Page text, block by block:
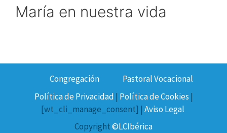
María en nuestra vida
Congregación
Pastoral Vocacional
Política de Privacidad | Política de Cookies |
[wt_cli_manage_consent] | Aviso Legal
Copyright©LCIbérica